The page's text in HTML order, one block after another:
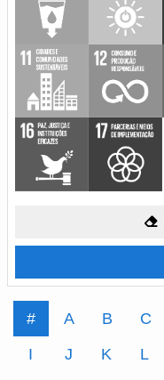
# A B C
I
J K L